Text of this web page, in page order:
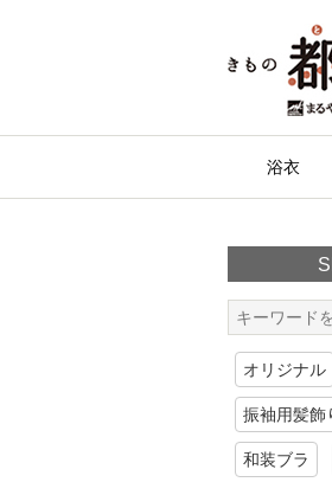
浴衣
オリジナル
振袖用髪飾
和装ブラ